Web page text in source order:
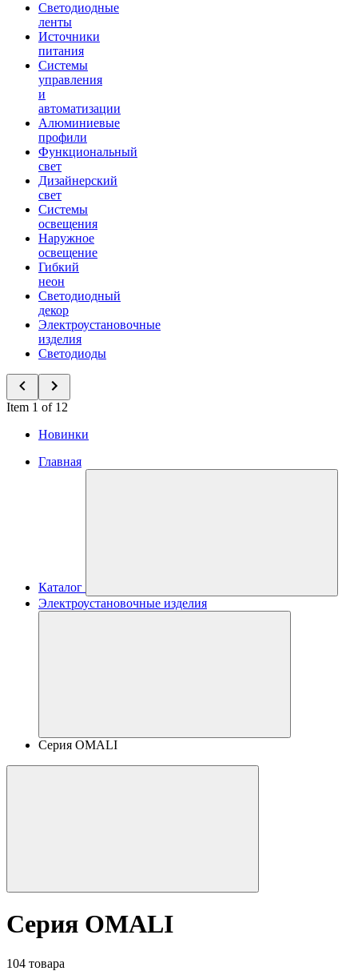
Светодиодные
ленты
Источники
питания
Системы
управления
и
автоматизации
Алюминиевые
профили
Функциональный
свет
Дизайнерский
свет
Системы
освещения
Наружное
освещение
Гибкий
неон
Светодиодный
декор
Электроустановочные
изделия
Светодиоды
Item 1 of 12
Новинки
Главная
Каталог
Электроустановочные изделия
Серия OMALI
Серия OMALI
104 товара